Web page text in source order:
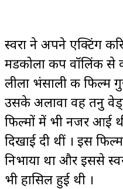
स्वरा ने अपने एक्टिंग
मडकोला कीप वॉलिंक
लीला भंसाली की फिल्म
उसके अलावा वह तनु
फिल्मों में भी नजर आई
दिखाई दी थीं । इस
निभाया था और इससे
भी हासिल हुई थी ।